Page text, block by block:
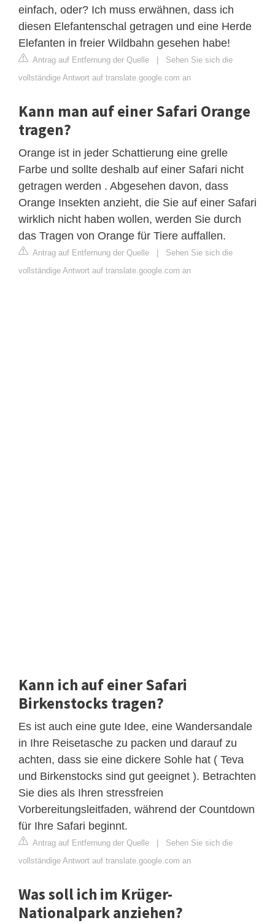
einfach, oder? Ich muss erwähnen, dass ich
diesen Elefantenschal getragen und eine Herde
Elefanten in freier Wildbahn gesehen habe!
Antrag auf Entfernung der Quelle | Sehen Sie sich die
vollständige Antwort auf translate.google.com an
Kann man auf einer Safari Orange
tragen?
Orange ist in jeder Schattierung eine grelle
Farbe und sollte deshalb auf einer Safari nicht
getragen werden . Abgesehen davon, dass
Orange Insekten anzieht, die Sie auf einer Safari
wirklich nicht haben wollen, werden Sie durch
das Tragen von Orange für Tiere auffallen.
Antrag auf Entfernung der Quelle | Sehen Sie sich die
vollständige Antwort auf translate.google.com an
Kann ich auf einer Safari
Birkenstocks tragen?
Es ist auch eine gute Idee, eine Wandersandale
in Ihre Reisetasche zu packen und darauf zu
achten, dass sie eine dickere Sohle hat ( Teva
und Birkenstocks sind gut geeignet ). Betrachten
Sie dies als Ihren stressfreien
Vorbereitungsleitfaden, während der Countdown
für Ihre Safari beginnt.
Antrag auf Entfernung der Quelle | Sehen Sie sich die
vollständige Antwort auf translate.google.com an
Was soll ich im Krüger-
Nationalpark anziehen?